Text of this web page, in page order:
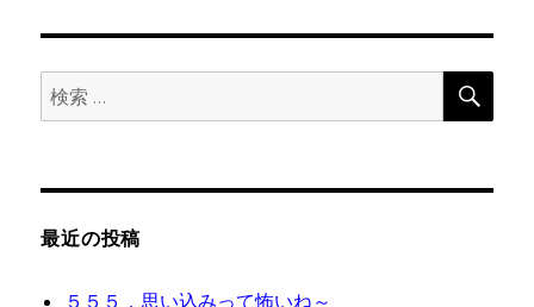
ゲ
ー
ョ
ン
検
索:
検
最近の投稿
５５５．思い込みって怖いね～